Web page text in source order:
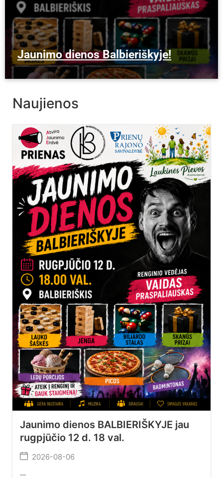
Jaunimo dienos Balbieriškyje!
Naujienos
Jaunimo dienos BALBIERIŠKYJE jau
rugpjūčio 12 d. 18 val.
2026-08-06
...